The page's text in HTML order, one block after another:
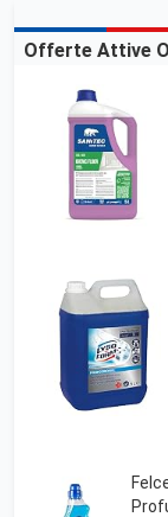
Offerte Attive